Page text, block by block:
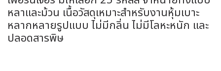
หลาและม้วน เนื้อวัสดุเหมาะสำหรับงานหุ้มเบาะ
หลากหลายรูปแบบ ไม่มีกลิ่น ไม่มีโลหะหนัก และ
ปลอดสารพิษ